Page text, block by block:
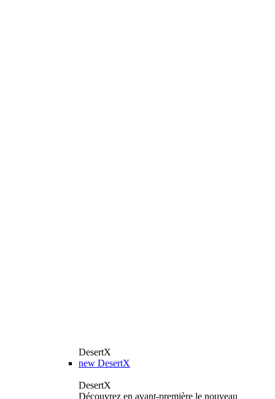
DesertX
new DesertX
DesertX
Découvrez en avant-première le nouveau